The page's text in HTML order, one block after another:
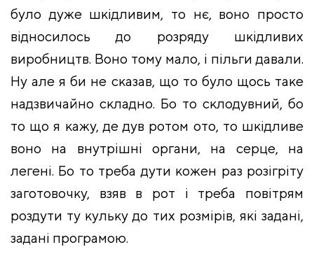
було дуже шкідливим, то нє, воно просто
відносилось до розряду шкідливих
виробництв. Воно тому мало, і пільги давали.
Ну але я би не сказав, що то було щось таке
надзвичайно складно. Бо то склодувний, бо
то що я кажу, де дув ротом ото, то шкідливе
воно на внутрішні органи, на серце, на
легені. Бо то треба дути кожен раз розігріту
заготовочку, взяв в рот і треба повітрям
роздути ту кульку до тих розмірів, які задані,
задані програмою.